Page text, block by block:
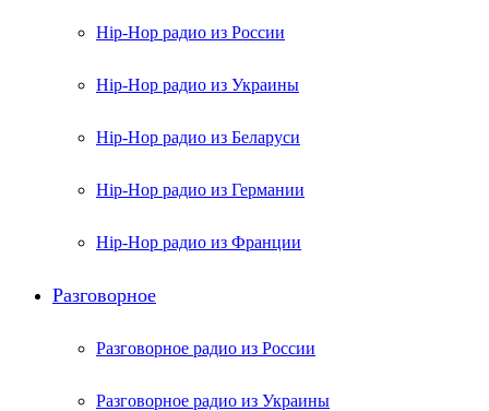
Hip-Hop радио из России
Hip-Hop радио из Украины
Hip-Hop радио из Беларуси
Hip-Hop радио из Германии
Hip-Hop радио из Франции
Разговорное
Разговорное радио из России
Разговорное радио из Украины